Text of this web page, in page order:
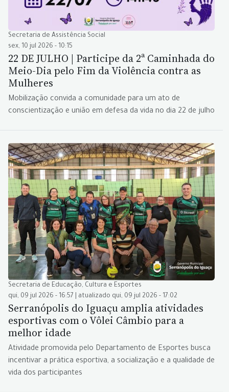
Secretaria de Assistência Social
sex, 10 jul 2026 - 10:15
22 DE JULHO | Participe da 2ª Caminhada do
Meio-Dia pelo Fim da Violência contra as
Mulheres
Mobilização convida a comunidade para um ato de
conscientização e união em defesa da vida no dia 22 de julho
Secretaria de Educação, Cultura e Esportes
qui, 09 jul 2026 - 16:57 | atualizado qui, 09 jul 2026 - 17:02
Serranópolis do Iguaçu amplia atividades
esportivas com o Vôlei Câmbio para a
melhor idade
Atividade promovida pelo Departamento de Esportes busca
incentivar a prática esportiva, a socialização e a qualidade de
vida dos participantes